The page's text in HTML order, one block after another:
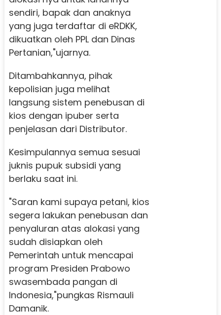
sendiri, bapak dan anaknya
yang juga terdaftar di eRDKK,
dikuatkan oleh PPL dan Dinas
Pertanian,"ujarnya.
Ditambahkannya, pihak
kepolisian juga melihat
langsung sistem penebusan di
kios dengan ipuber serta
penjelasan dari Distributor.
Kesimpulannya semua sesuai
juknis pupuk subsidi yang
berlaku saat ini.
"Saran kami supaya petani, kios
segera lakukan penebusan dan
penyaluran atas alokasi yang
sudah disiapkan oleh
Pemerintah untuk mencapai
program Presiden Prabowo
swasembada pangan di
Indonesia,"pungkas Rismauli
Damanik.